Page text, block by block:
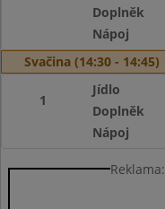
Doplněk
Nápoj
Svačina (14:30 - 14:45)
1
Jídlo
Doplněk
Nápoj
Reklama: